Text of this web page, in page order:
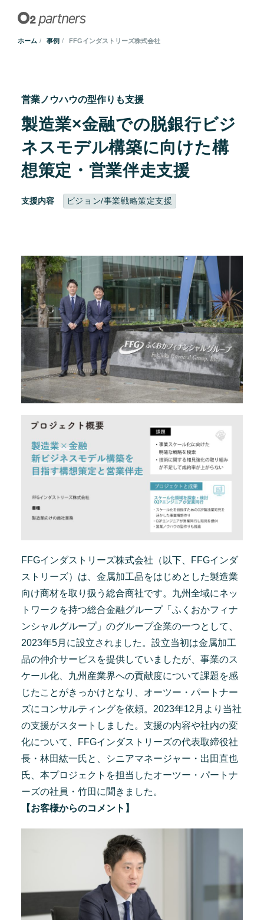
ホーム 事例 FFGインダストリーズ株式会社
営業ノウハウの型作りも支援
製造業×金融での脱銀行ビジ
ネスモデル構築に向けた構
想策定・営業伴走支援
支援内容 ビジョン/事業戦略策定支援
FFGインダストリーズ株式会社（以下、FFGインダ
ストリーズ）は、金属加工品をはじめとした製造業
向け商材を取り扱う総合商社です。九州全域にネッ
トワークを持つ総合金融グループ「ふくおかフィナ
ンシャルグループ」のグループ企業の一つとして、
2023年5月に設立されました。設立当初は金属加工
品の仲介サービスを提供していましたが、事業のス
ケール化、九州産業界への貢献度について課題を感
じたことがきっかけとなり、オーツー・パートナー
ズにコンサルティングを依頼。2023年12月より当社
の支援がスタートしました。支援の内容や社内の変
化について、FFGインダストリーズの代表取締役社
長・林田紘一氏と、シニアマネージャー・出田直也
氏、本プロジェクトを担当したオーツー・パートナ
ーズの社員・竹田に聞きました。
【お客様からのコメント】